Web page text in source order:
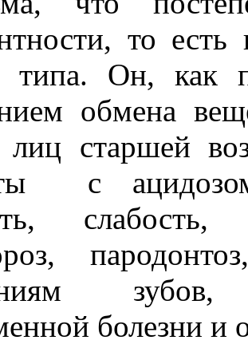
то
типа. Он, как
обмена
старшей
с
зубов,
болезни и